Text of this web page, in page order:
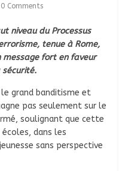
0 Comments
niveau du Processus
tenue à Rome,
fort en faveur
sécurité.
grand banditisme et
pas seulement sur le
soulignant que cette
dans les
sans perspective